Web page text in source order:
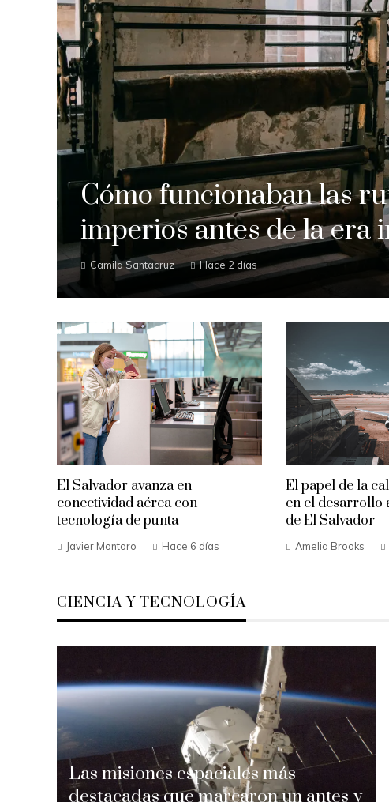
Cómo funcionaban las
imperios antes de la era
Camila Santacruz Hace 2 días
El Salvador avanza en
conectividad aérea con
tecnología de punta
Javier Montoro Hace 6 días
El papel de la
en el desarrollo
de El Salvador
Amelia Brooks
CIENCIA Y TECNOLOGÍA
Las misiones espaciales más
destacadas que marcaron un antes y